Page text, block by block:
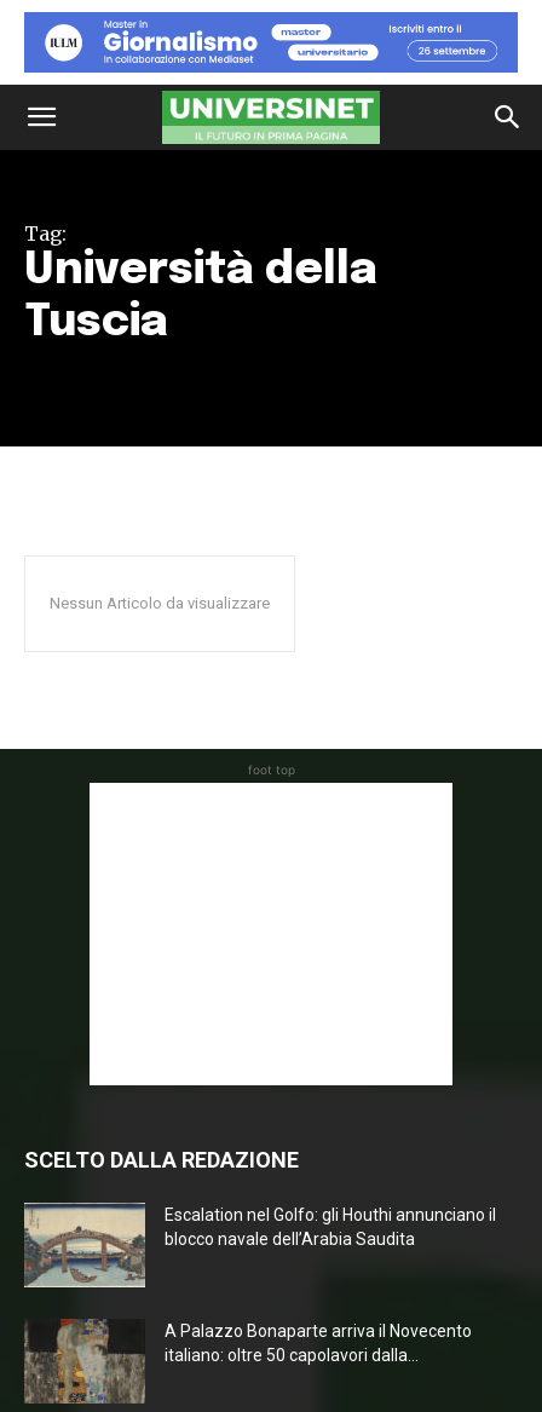
Tag:
Università della
Tuscia
Nessun Articolo da visualizzare
foot top
SCELTO DALLA REDAZIONE
Escalation nel Golfo: gli Houthi annunciano il
blocco navale dell’Arabia Saudita
A Palazzo Bonaparte arriva il Novecento
italiano: oltre 50 capolavori dalla...